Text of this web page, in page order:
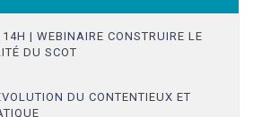
14H | WEBINAIRE CONSTRUIRE LE
DU SCOT
DU CONTENTIEUX ET